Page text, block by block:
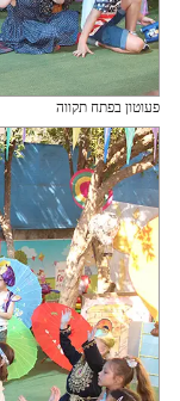
פעוטון בפתח תקווה